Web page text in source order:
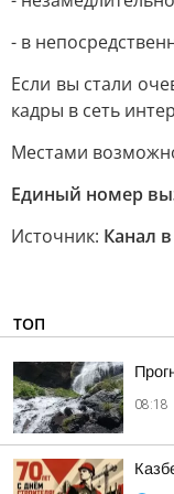
- в
Если вы стали
кадры в сеть
Местами
Единый номер
Источник: Канал
ТОП
08:18